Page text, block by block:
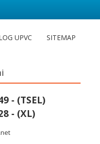
UPVC SITEMAP
- (TSEL)
- (XL)